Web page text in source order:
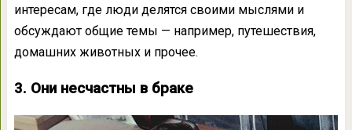
интересам, где люди делятся своими мыслями и
обсуждают общие темы — например, путешествия,
домашних животных и прочее.
3. Они несчастны в браке